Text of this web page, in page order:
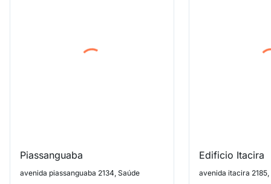
Piassanguaba
avenida piassanguaba 2134, Saúde
Edificio Itacira
avenida itacira 2185,